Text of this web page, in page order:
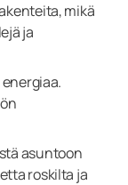
mikä
ja
asuntoon
roskilta ja